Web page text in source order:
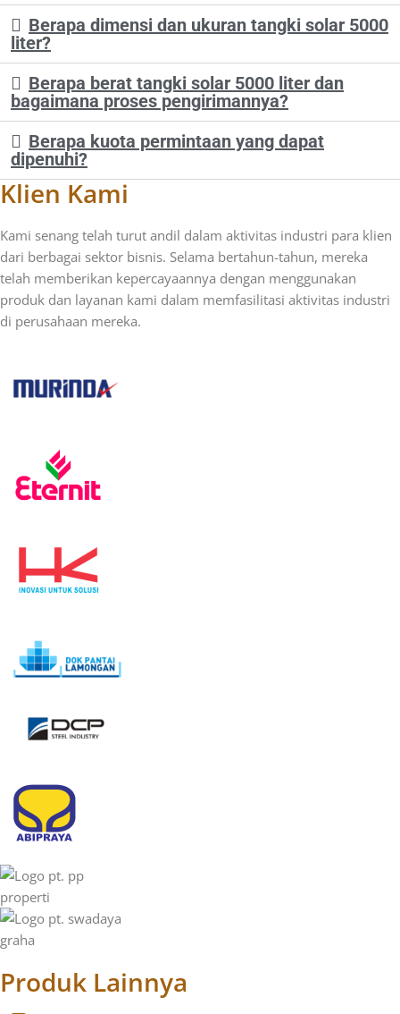
Berapa dimensi dan ukuran tangki solar 5000
liter?
Berapa berat tangki solar 5000 liter dan
bagaimana proses pengirimannya?
Berapa kuota permintaan yang dapat
dipenuhi?
Klien Kami
Kami senang telah turut andil dalam aktivitas industri para klien
dari berbagai sektor bisnis. Selama bertahun-tahun, mereka
telah memberikan kepercayaannya dengan menggunakan
produk dan layanan kami dalam memfasilitasi aktivitas industri
di perusahaan mereka.
Produk Lainnya